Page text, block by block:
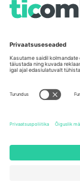
Regus Sofia City
Totleben 53-55,
Mexico
Av Chapultepec
Norte,
Ciudad de México,
sündmusest ja/või
sündmuse lehte,
2026 Ticombo.